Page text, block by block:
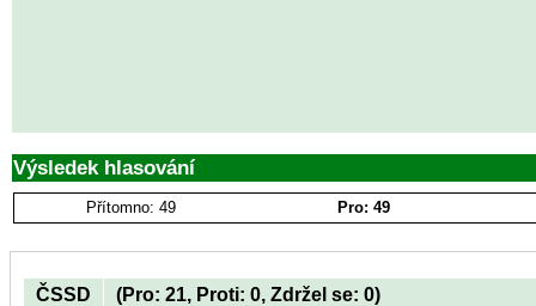
Výsledek hlasování
Přítomno: 49 Pro: 49
ČSSD (Pro: 21, Proti: 0, Zdržel se: 0)